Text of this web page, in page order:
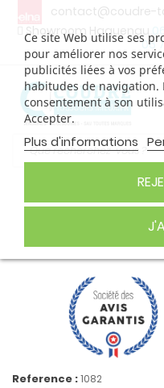
contact@coudre-
Showroom Haguenau
06
Ce site Web utilise ses
pour améliorer nos
publicités liées à vos
habitudes de navigation.
consentement à son
Accepter.
Plus d'informations
FIL
Reference :1082